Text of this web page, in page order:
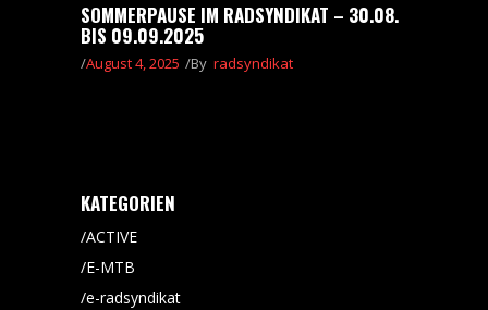
SOMMERPAUSE IM RADSYNDIKAT – 30.08.
BIS 09.09.2025
August 4, 2025 By radsyndikat
KATEGORIEN
ACTIVE
E-MTB
e-radsyndikat